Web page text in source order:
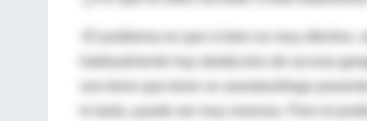
habitualmente hay obstáculos de acceso
uno tiene que tener un anestesiólogo
lo tanto, puede ser muy oneroso. Pero el